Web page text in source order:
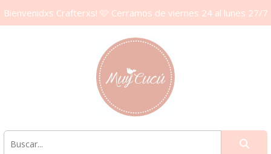
Bienvenidxs Crafterxs! 🩷 Cerramos de viernes 24 al lunes 27/7